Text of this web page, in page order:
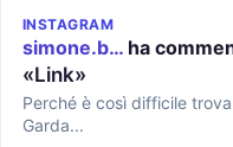
INSTAGRAM
simone.b… ha
«Link»
Perché è così difficile
Garda...